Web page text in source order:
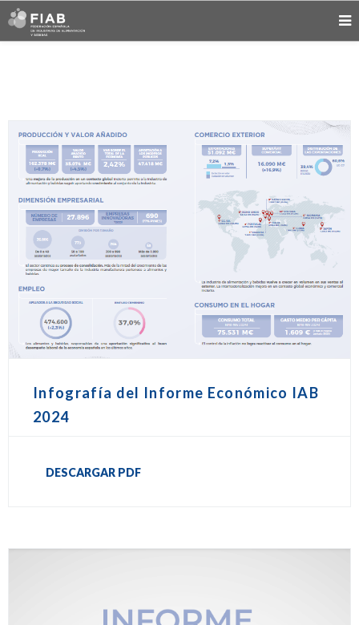
Infografía del Informe Económico IAB
2024
DESCARGAR PDF